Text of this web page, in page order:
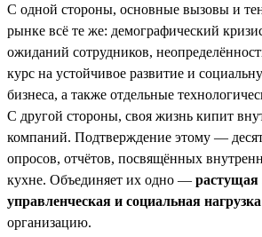
С одной стороны, основные вызовы и
рынке всё те же: демографический
ожиданий сотрудников,
курс на устойчивое развитие и
бизнеса, а также отдельные
С другой стороны, своя жизнь кипит
компаний. Подтверждение этому —
опросов, отчётов, посвящённых
кухне. Объединяет их одно — растущая
управленческая и социальная нагрузка
организацию.